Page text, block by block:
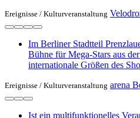
Ereignisse / Kulturveranstaltung
Im Berliner Stadtteil
Bühne für Mega-Stars aus
internationale Größen des
Ereignisse / Kulturveranstaltung arena
Ist ein multifunktionelles